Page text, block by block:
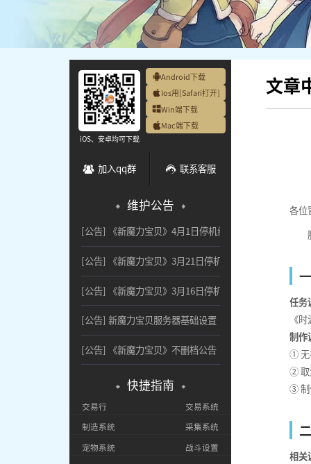
iOS、安卓均可下载
Android下载
Ios用[Safari打开]
Win端下载
Mac端下载
加入qq群 联系客服
维护公告
[公告] 《新魔力宝贝》4月1日停机维护公告
[公告] 《新魔力宝贝》3月21日停机维护公告
[公告] 《新魔力宝贝》3月16日停机维护公告
[公告] 新魔力宝贝服务器基础设置
[公告] 《新魔力宝贝》不删档公告
快捷指南
交易行
交易系统
制造系统
采集系统
宠物系统
战斗设置
文章
各位
任务
《
制作
① 无
② 取
③ 制
相关